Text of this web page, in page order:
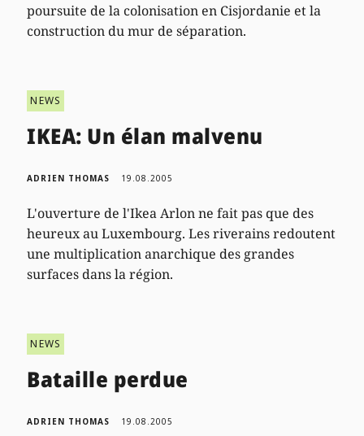
poursuite de la colonisation en Cisjordanie et la
construction du mur de séparation.
NEWS
IKEA: Un élan malvenu
ADRIEN THOMAS 19.08.2005
L'ouverture de l'Ikea Arlon ne fait pas que des
heureux au Luxembourg. Les riverains redoutent
une multiplication anarchique des grandes
surfaces dans la région.
NEWS
Bataille perdue
ADRIEN THOMAS 19.08.2005